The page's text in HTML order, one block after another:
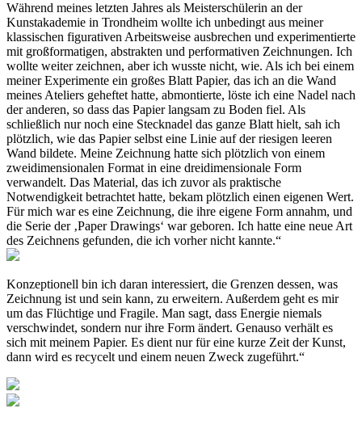
Während meines letzten Jahres als Meisterschülerin an der
Kunstakademie in Trondheim wollte ich unbedingt aus mei­ner
klassischen figurativen Arbeitsweise ausbrechen und experimentierte
mit großformatigen, abstrakten und performativen Zeichnungen. Ich
wollte weiter zeichnen, aber ich wusste nicht, wie. Als ich bei einem
meiner Experimen­te ein großes Blatt Papier, das ich an die Wand
meines Ate­liers geheftet hatte, abmontierte, löste ich eine Nadel nach
der anderen, so dass das Papier langsam zu Boden fiel. Als
schließlich nur noch eine Stecknadel das ganze Blatt hielt, sah ich
plötzlich, wie das Papier selbst eine Linie auf der riesigen leeren
Wand bildete. Meine Zeichnung hatte sich plötzlich von einem
zweidimensionalen Format in ei­ne dreidimensionale Form
verwandelt. Das Material, das ich zuvor als praktische
Notwendigkeit betrachtet hatte, bekam plötzlich einen eigenen Wert.
Für mich war es eine Zeichnung, die ihre eigene Form annahm, und
die Serie der ‚Paper Drawings‘ war geboren. Ich hatte eine neue Art
des Zeichnens gefunden, die ich vorher nicht kannte.“
Konzeptionell bin ich daran interessiert, die Grenzen des­sen, was
Zeichnung ist und sein kann, zu erweitern. Außer­dem geht es mir
um das Flüchtige und Fragile. Man sagt, dass Energie niemals
verschwindet, sondern nur ihre Form ändert. Genauso verhält es
sich mit meinem Papier. Es dient nur für eine kurze Zeit der Kunst,
dann wird es recy­celt und einem neuen Zweck zugeführt.“